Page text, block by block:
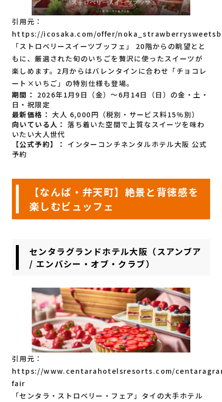
引用元：
https://icosaka.com/offer/
「ストロベリースイーツブッフェ」 20階からの眺望とと
もに、厳選された旬のいちごを贅沢に使ったスイーツが
楽しめます。2月からはバレンタインに合わせ「チョコレ
ート×いちご」の特別仕様も登場。
期間： 2026年1月9日（金）～6月14日（日）の金・土・
日・祝限定
最新価格： 大人 6,000円（税別・サービス料15%別）
向いている人： 落ち着いた空間で上質なスイーツを味わ
いたい大人世代
【公式予約】： インターコンチネンタルホテル大阪 公式
予約
【なんば・弁天町】絶景と背徳感を
楽しむビュッフェ
センタラグランドホテル大阪（スアンブア
/ エンバシー・オブ・クラブ）
引用元：
https://www.centarahotelsresorts.com/
fair
「センタラ・ストロベリー・フェア」タイの大手ホテル